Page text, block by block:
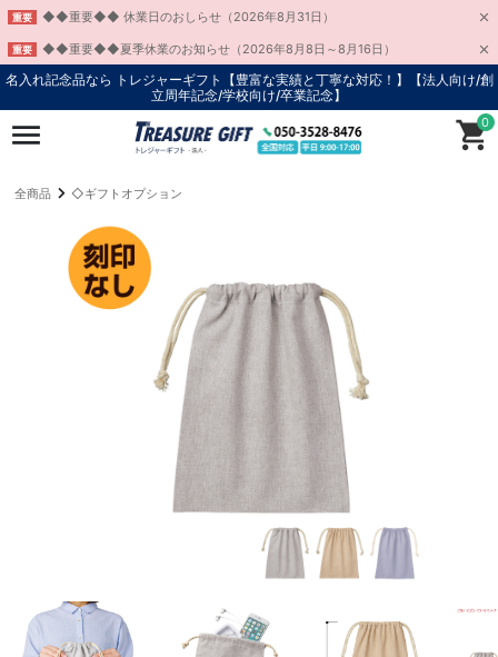
重要 ◆◆重要◆◆ 休業日のおしらせ（2026年8月31日）
重要
◆◆重要◆◆夏季休業のお知らせ（2026年8月8日～8月16日）
名入れ記念品なら トレジャーギフト【豊富な実績と丁寧な対応！】
【法人向け/創
立周年記念/学校向け/卒業記念】
0
全商品 ◇ギフトオプション